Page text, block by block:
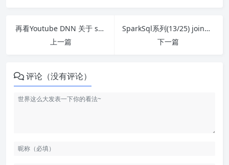
再看Youtube DNN 关于 softmax召回的解释
上一篇
SparkSql系列(13/25) join简介
下一篇
评论（没有评论）